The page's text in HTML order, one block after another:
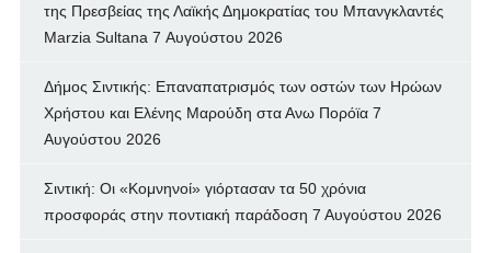
της Πρεσβείας της Λαϊκής Δημοκρατίας του Μπανγκλαντές
Marzia Sultana 7 Αυγούστου 2026
Δήμος Σιντικής: Επαναπατρισμός των oστών των Ηρώων
Χρήστου και Ελένης Μαρούδη στα Ανω Πορόϊα 7
Αυγούστου 2026
Σιντική: Οι «Κομνηνοί» γιόρτασαν τα 50 χρόνια
προσφοράς στην ποντιακή παράδοση 7 Αυγούστου 2026